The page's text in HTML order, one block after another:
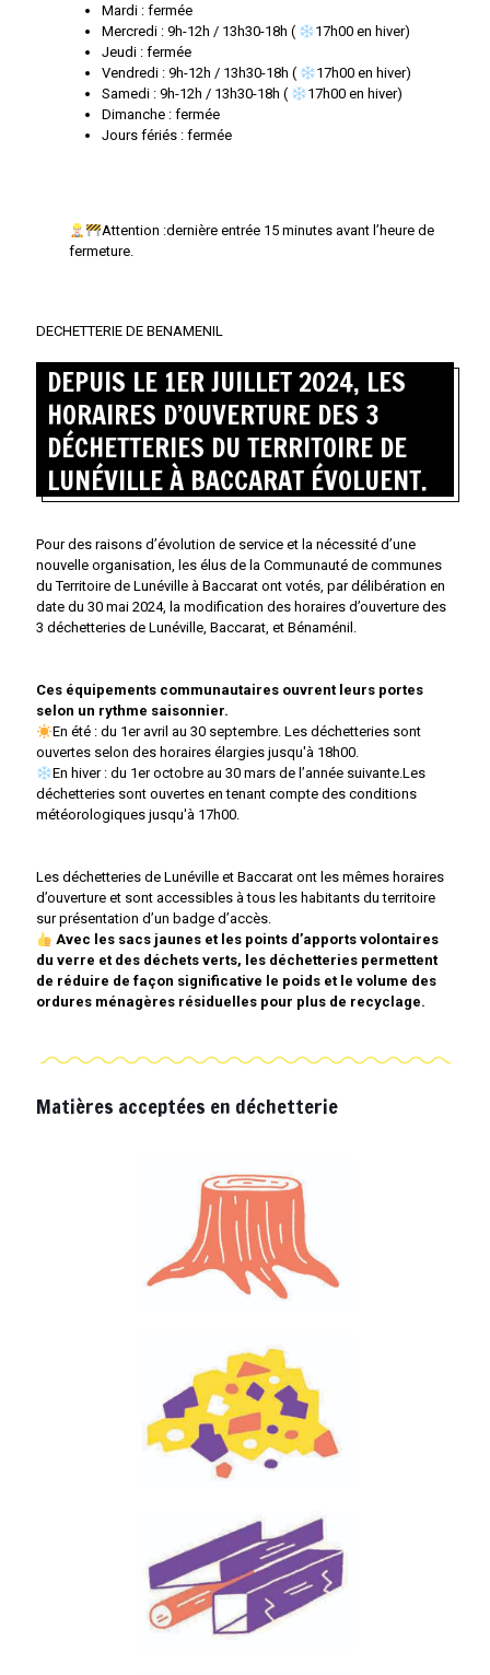
Mardi : fermée
Mercredi : 9h-12h / 13h30-18h (
17h00 en hiver)
Jeudi : fermée
Vendredi : 9h-12h / 13h30-18h (
17h00 en hiver)
Samedi : 9h-12h / 13h30-18h (
17h00 en hiver)
Dimanche : fermée
Jours fériés : fermée
Attention :dernière entrée 15 minutes avant l’heure de
fermeture.
DECHETTERIE DE BENAMENIL
DEPUIS LE 1ER JUILLET 2024, LES
HORAIRES D’OUVERTURE DES 3
DÉCHETTERIES DU TERRITOIRE DE
LUNÉVILLE À BACCARAT ÉVOLUENT.
Pour des raisons d’évolution de service et la nécessité d’une
nouvelle organisation, les élus de la Communauté de communes
du Territoire de Lunéville à Baccarat ont votés, par délibération en
date du 30 mai 2024, la modification des horaires d’ouverture des
3 déchetteries de Lunéville, Baccarat, et Bénaménil.
Ces équipements communautaires ouvrent leurs portes
selon un rythme saisonnier.
En été : du 1er avril au 30 septembre. Les déchetteries sont
ouvertes selon des horaires élargies jusqu'à 18h00.
En hiver : du 1er octobre au 30 mars de l’année suivante.Les
déchetteries sont ouvertes en tenant compte des conditions
météorologiques jusqu'à 17h00.
Les déchetteries de Lunéville et Baccarat ont les mêmes horaires
d’ouverture et sont accessibles à tous les habitants du territoire
sur présentation d’un badge d’accès.
Avec les sacs jaunes et les points d’apports volontaires
du verre et des déchets verts, les déchetteries permettent
de réduire de façon significative le poids et le volume des
ordures ménagères résiduelles pour plus de recyclage.
Matières acceptées en déchetterie